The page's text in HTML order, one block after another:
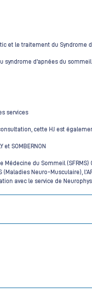
et le traitement du Syndrome
syndrome d'apnées du
services
cette HJ est
SOMBERNON
du Sommeil (SFRMS)
Neuro-Musculaire),
avec le service de